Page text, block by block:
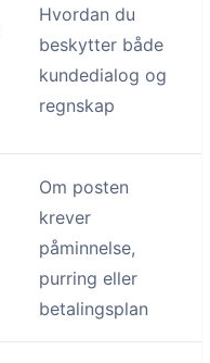
Hvordan du
beskytter både
kundedialog og
regnskap
Om posten
krever
påminnelse,
purring eller
betalingsplan